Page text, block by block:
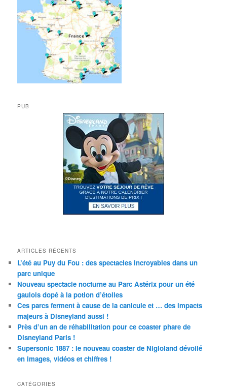
PUB
ARTICLES RÉCENTS
L’été au Puy du Fou : des spectacles incroyables dans un
parc unique
Nouveau spectacle nocturne au Parc Astérix pour un été
gaulois dopé à la potion d’étoiles
Ces parcs ferment à cause de la canicule et … des impacts
majeurs à Disneyland aussi !
Près d’un an de réhabilitation pour ce coaster phare de
Disneyland Paris !
Supersonic 1887 : le nouveau coaster de Nigloland dévoilé
en images, vidéos et chiffres !
CATÉGORIES